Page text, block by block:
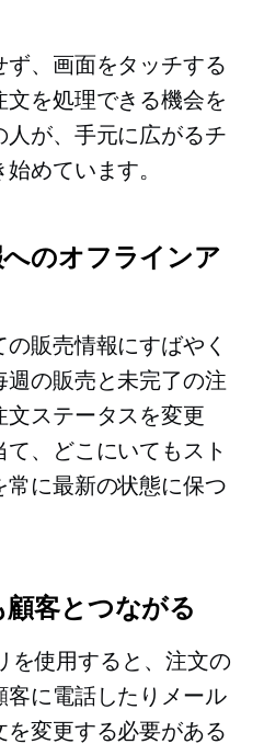
、画面をタッチする
を処理できる機会を
が、手元に広​​がるチ
めています。
のオフラインア
販売情報にすばやく
週の販売と未完了の注
ステータスを変更
、どこにいてもスト
常に最新の状態に保つ
客とつながる
を使用すると、注文の
に電話したりメール
を変更する必要がある